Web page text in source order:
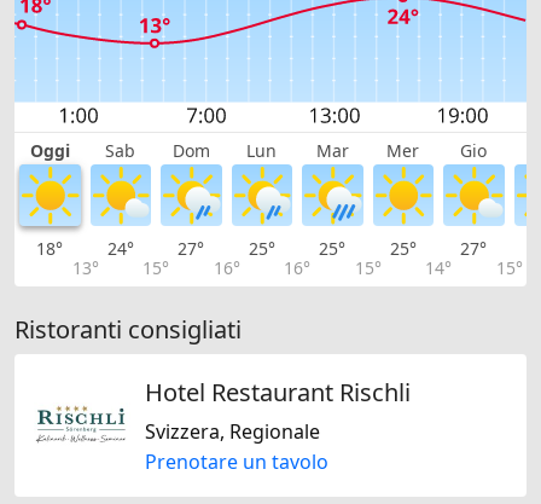
Oggi Sab Dom Lun Mar Mer Gio
18°
13°
24°
15°
27°
16°
25°
16°
25°
15°
25°
14°
27°
15°
Ristoranti consigliati
Hotel Restaurant Rischli
Svizzera, Regionale
Prenotare un tavolo